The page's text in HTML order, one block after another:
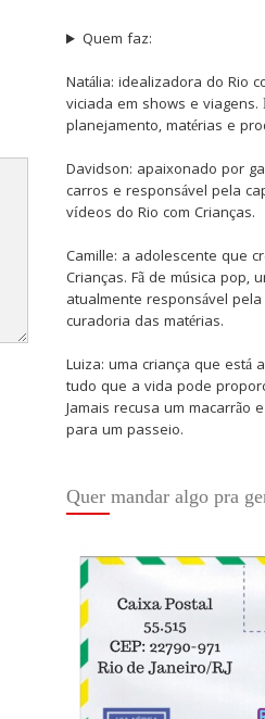
Quem faz:
Natália: idealizadora do Rio
viciada em shows e
planejamento, matérias e
Davidson: apaixonado por
carros e responsável pela
vídeos do Rio com Crianças.
Camille: a adolescente que
Crianças. Fã de música pop,
atualmente responsável
curadoria das matérias.
Luiza: uma criança que está
tudo que a vida pode
Jamais recusa um macarrão
para um passeio.
Quer mandar algo pra